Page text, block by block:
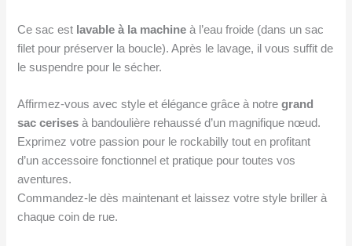
Ce sac est lavable à la machine à l’eau froide (dans un sac
filet pour préserver la boucle). Après le lavage, il vous suffit de
le suspendre pour le sécher.
Affirmez-vous avec style et élégance grâce à notregrand
sac cerises à bandoulière rehaussé d’un magnifique nœud.
Exprimez votre passion pour le rockabilly tout en profitant
d’un accessoire fonctionnel et pratique pour toutes vos
aventures.
Commandez-le dès maintenant et laissez votre style briller à
chaque coin de rue.